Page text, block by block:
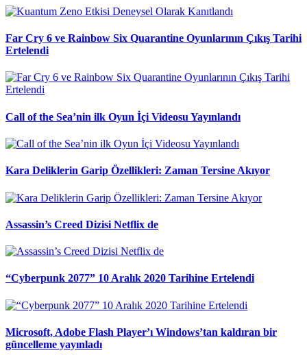
Far Cry 6 ve Rainbow Six Quarantine Oyunlarının Çıkış Tarihi
Ertelendi
Call of the Sea’nin ilk Oyun İçi Videosu Yayınlandı
Kara Deliklerin Garip Özellikleri: Zaman Tersine Akıyor
Assassin’s Creed Dizisi Netflix de
“Cyberpunk 2077” 10 Aralık 2020 Tarihine Ertelendi
Microsoft, Adobe Flash Player’ı Windows’tan kaldıran bir
güncelleme yayınladı